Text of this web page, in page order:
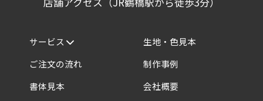
サービス
ご注文の流れ
書体見本
生地・色見本
制作事例
会社概要